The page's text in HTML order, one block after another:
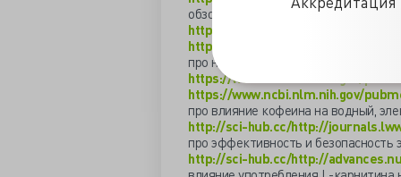
обзор по креатинину
https://www.researchgate.net/
https://www.ncbi.nlm.nih.gov/pmc/
про незадекларированные
https://www.ncbi.nlm.nih.gov/
https://www.ncbi.nlm.nih.gov/
про влияние кофеина на водный,
http://sci-hub.cc/http://
про эффективность и безопасность
http://sci-hub.cc/http://